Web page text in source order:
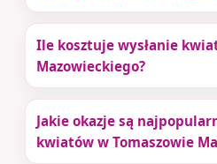
Ile kosztuje wysłanie
Mazowieckiego?
Jakie okazje są
kwiatów w Tomaszowie